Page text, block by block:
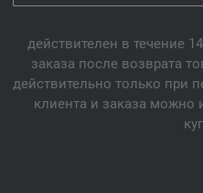
действителен в течение
заказа после возврата
действительно только при
клиента и заказа можно